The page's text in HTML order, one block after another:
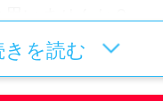
いませんか？
！
きを読む